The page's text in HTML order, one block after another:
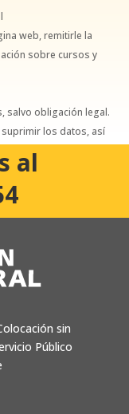
web, remitirle la
sobre cursos y
salvo obligación legal.
suprimir los datos, así
de privacidad.
al
sin
Público